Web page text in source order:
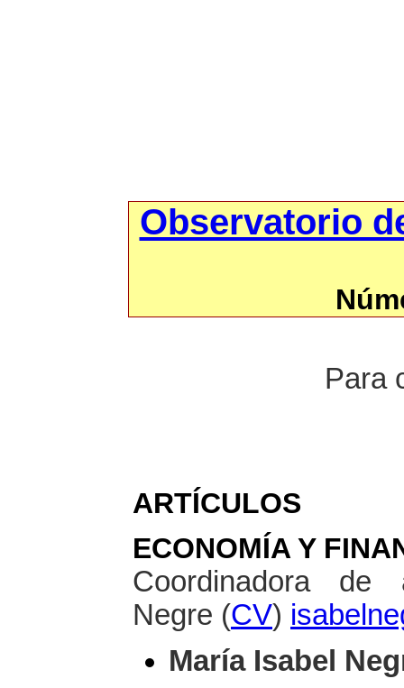
Observatorio
Para
ARTÍCULOS
ECONOMÍA Y
Coordinadora de
Negre (CV)
María Isabel